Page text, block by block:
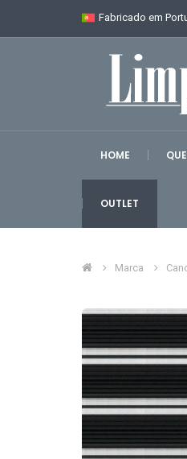
Fabricado em
HOME
OUTLET
Marca